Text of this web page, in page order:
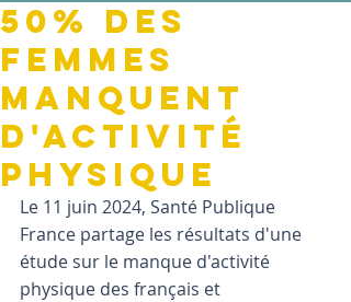
50% des
femmes
manquent
d'activité
physique
Le 11 juin 2024, Santé Publique
France partage les résultats d'une
étude sur le manque d'activité
physique des français et